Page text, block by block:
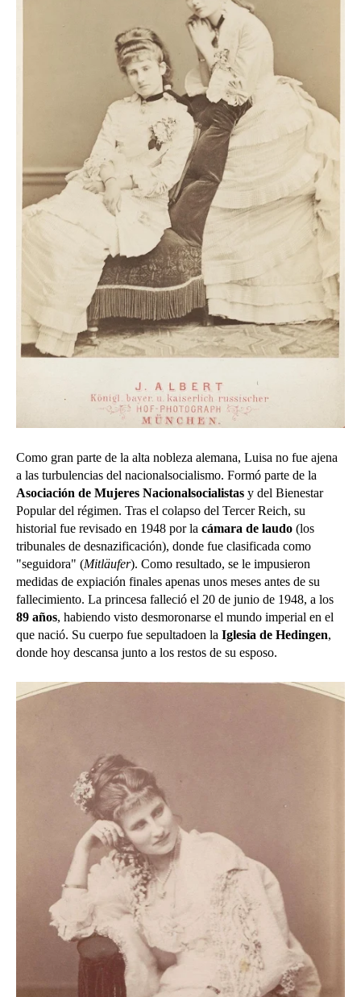
Como gran parte de la alta nobleza alemana, Luisa no fue ajena
a las turbulencias del nacionalsocialismo. Formó parte de la
Asociación de Mujeres Nacionalsocialistas y del Bienestar
Popular del régimen. Tras el colapso del Tercer Reich, su
historial fue revisado en 1948 por la cámara de laudo (los
tribunales de desnazificación), donde fue clasificada como
"seguidora" (Mitläufer). Como resultado, se le impusieron
medidas de expiación finales apenas unos meses antes de su
fallecimiento. La princesa falleció el 20 de junio de 1948, a los
89 años, habiendo visto desmoronarse el mundo imperial en el
que nació. Su cuerpo fue sepultadoen la Iglesia de Hedingen,
donde hoy descansa junto a los restos de su esposo.